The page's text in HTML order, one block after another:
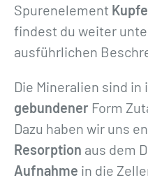
g
e
Spurenelement
findest du weiter
ausführlichen
Die Mineralien sind in
gebundener Form
Dazu haben wir uns
Resorption aus dem
Aufnahme in die